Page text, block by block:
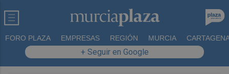
FORO PLAZA EMPRESAS REGIÓN MURCIA
+ Seguir en Google